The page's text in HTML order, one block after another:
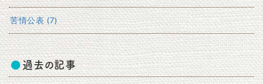
苦情公表 (7)
過去の記事